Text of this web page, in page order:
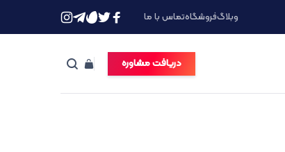
وبلاگفروشگاهتماس با ما
دریافت مشاوره